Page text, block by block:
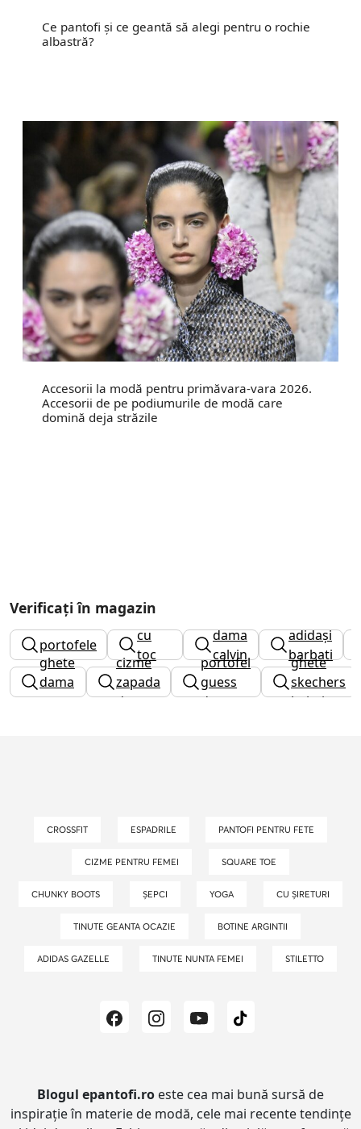
Ce pantofi și ce geantă să alegi pentru o rochie
albastră?
Accesorii la modă pentru primăvara-vara 2026.
Accesorii de pe podiumurile de modă care
domină deja străzile
Verificați în magazin
portofele
cizme
cu
toc
gros
dama
calvin
klein
adidași
barbati
ghete
dama
guess
cizme
zapada
dama
portofel
guess
dama
ghete
skechers
baieti
CROSSFIT ESPADRILE PANTOFI PENTRU FETE
CIZME PENTRU FEMEI SQUARE TOE
CHUNKY BOOTS ȘEPCI YOGA CU ȘIRETURI
TINUTE GEANTA OCAZIE BOTINE ARGINTII
ADIDAS GAZELLE TINUTE NUNTA FEMEI STILETTO
Blogul epantofi.ro este cea mai bună sursă de
inspirație în materie de modă, cele mai recente tendințe